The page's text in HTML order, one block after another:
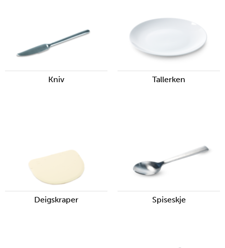
Kniv Tallerken
Deigskraper Spiseskje